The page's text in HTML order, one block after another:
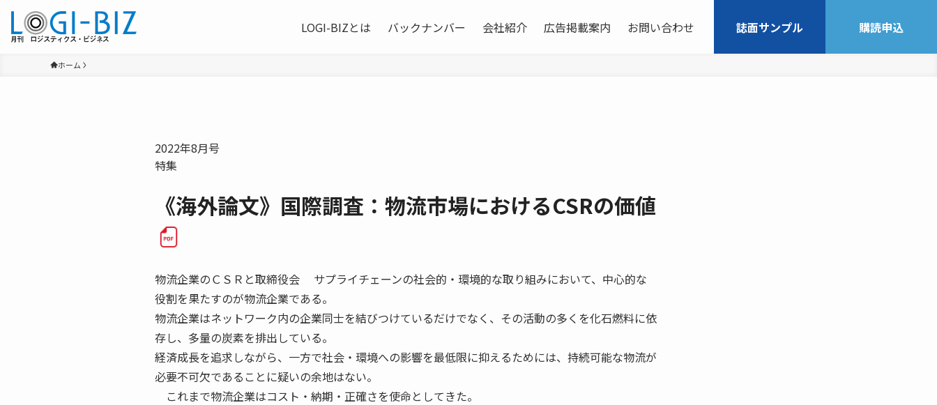
LOGI-BIZとは バックナンバー 会社紹介 広告掲載案内 お問い合わせ 誌面サンプル 購読申込
ホーム
2022年8月号
特集
《海外論文》国際調査：物流市場におけるCSRの価値
物流企業のＣＳＲと取締役会 サプライチェーンの社会的・環境的な取り組みにおいて、中心的な
役割を果たすのが物流企業である。
物流企業はネットワーク内の企業同士を結びつけているだけでなく、その活動の多くを化石燃料に依
存し、多量の炭素を排出している。
経済成長を追求しながら、一方で社会・環境への影響を最低限に抑えるためには、持続可能な物流が
必要不可欠であることに疑いの余地はない。
これまで物流企業はコスト・納期・正確さを使命としてきた。